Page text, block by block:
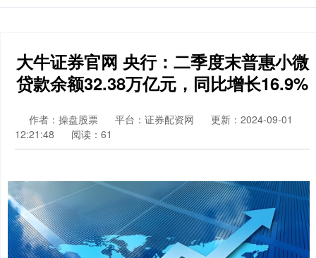
大牛证券官网 央行：二季度末普惠小微
贷款余额32.38万亿元，同比增长16.9%
作者：操盘股票 平台：证券配资网
更新：2024-09-01
12:21:48
阅读：61